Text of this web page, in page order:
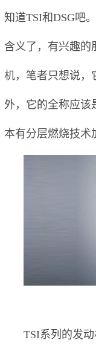
知道TSI和DSG吧
含义了，有兴趣的
机，笔者只想说，
外，它的全称应该
本有分层燃烧技术
TSI系列的发